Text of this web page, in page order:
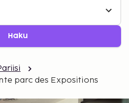
Haku
parc des Expositions